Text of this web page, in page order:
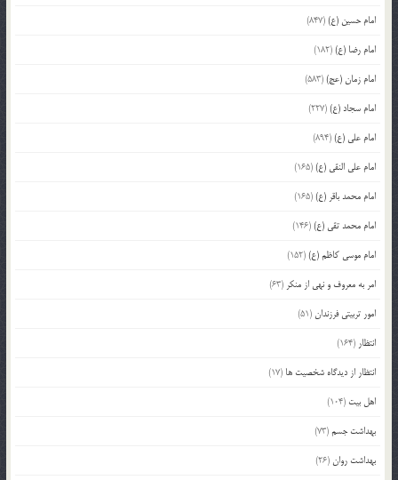
امام حسین (ع)(847)
امام رضا (ع)(182)
امام زمان (عج)(583)
امام سجاد (ع)(227)
امام علی (ع)(894)
امام علی النقی (ع)(165)
امام محمد باقر (ع)(165)
امام محمد تقی (ع)(146)
امام موسی کاظم (ع)(152)
امر به معروف و نهی از منکر (63)
امور تربیتی فرزندان(51)
انتظار (164)
انتظار از دیدگاه شخصیت ها (17)
اهل بیت (104)
بهداشت جسم(73)
بهداشت روان(26)